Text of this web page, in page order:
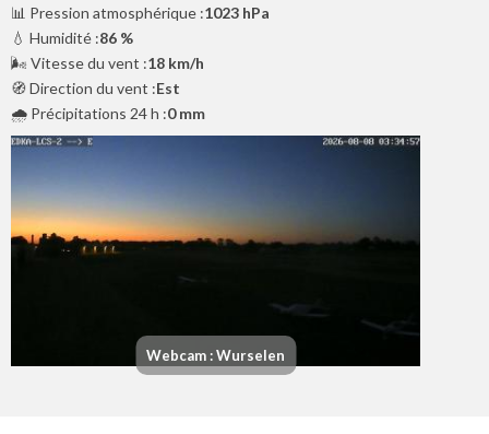
📊 Pression atmosphérique :1023 hPa
💧 Humidité :86 %
🌬️ Vitesse du vent :18 km/h
🧭 Direction du vent :Est
🌧️ Précipitations 24 h :0 mm
Webcam : Wurselen